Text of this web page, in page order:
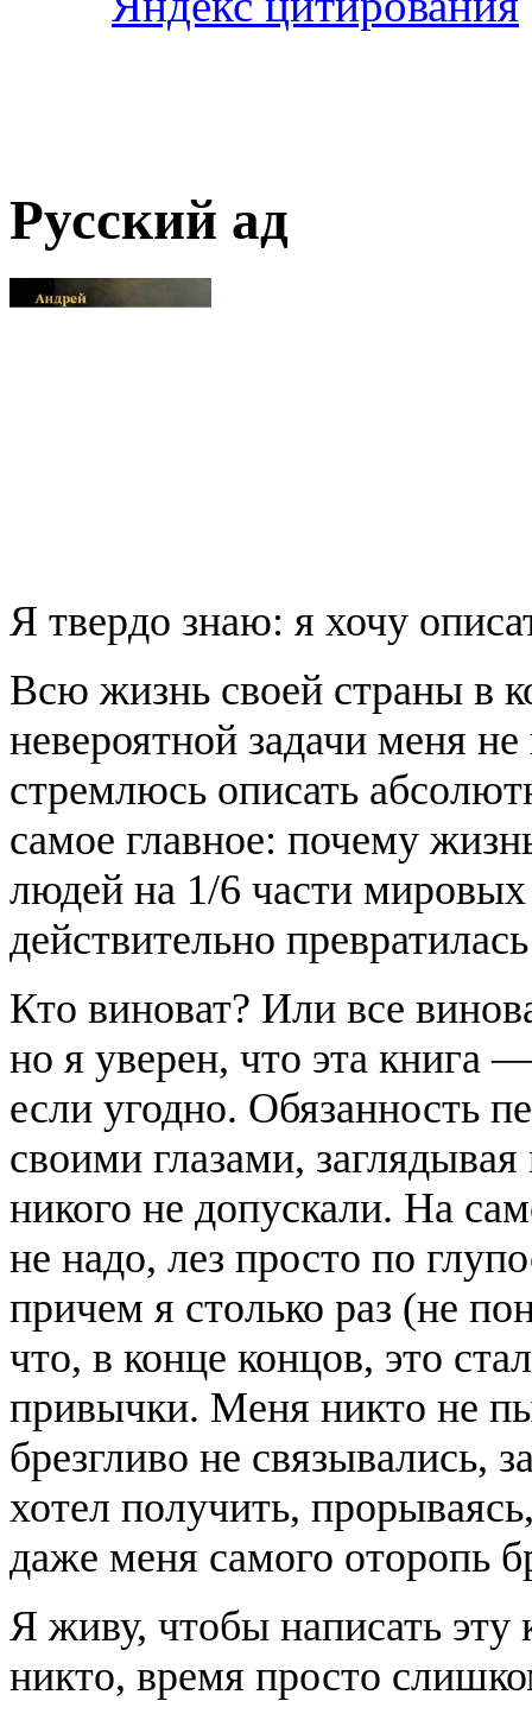
Русский ад
Я твердо знаю: я хочу
Всю жизнь своей страны в
невероятной задачи меня
стремлюсь описать
самое главное: почему
людей на 1/6 части
действительно
Кто виноват? Или все
но я уверен, что эта
если угодно. Обязанность
своими глазами,
никого не допускали. На
не надо, лез просто по
причем я столько раз (не
что, в конце концов, это
привычки. Меня никто не
брезгливо не связывались,
хотел получить,
даже меня самого оторопь
Я живу, чтобы написать эту
никто, время просто